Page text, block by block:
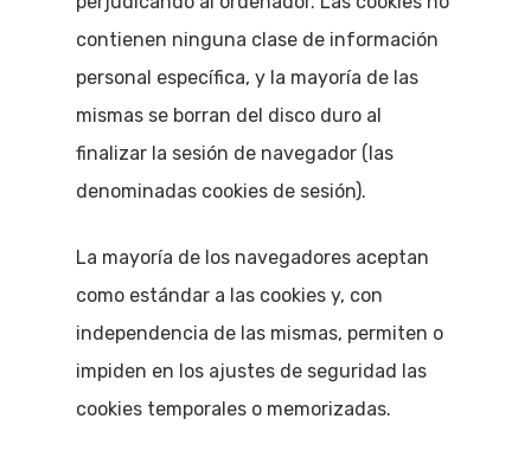
contienen ninguna clase de información
personal específica, y la mayoría de las
mismas se borran del disco duro al
finalizar la sesión de navegador (las
denominadas cookies de sesión).
La mayoría de los navegadores aceptan
como estándar a las cookies y, con
independencia de las mismas, permiten o
impiden en los ajustes de seguridad las
cookies temporales o memorizadas.